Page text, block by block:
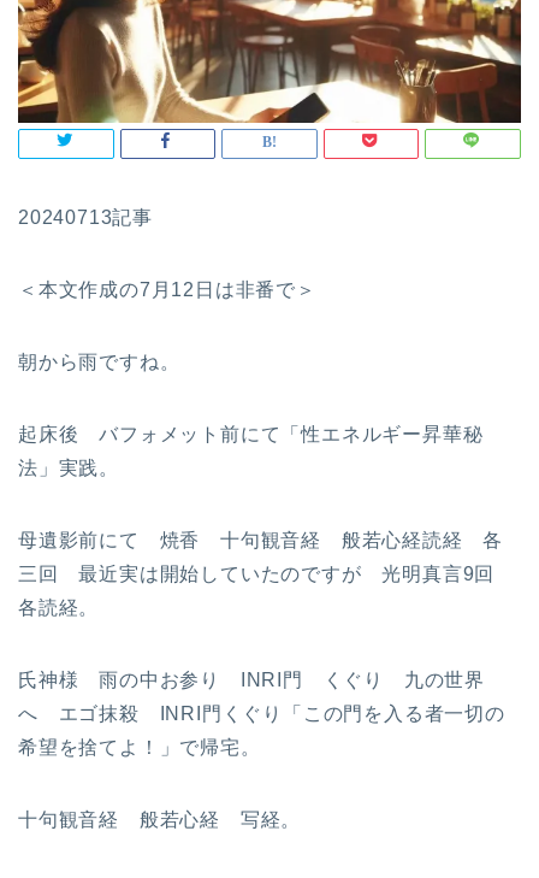
20240713記事
＜本文作成の7月12日は非番で＞
朝から雨ですね。
起床後 バフォメット前にて「性エネルギー昇華秘
法」実践。
母遺影前にて 焼香 十句観音経 般若心経読経 各
三回 最近実は開始していたのですが 光明真言9回
各読経。
氏神様 雨の中お参り INRI門 くぐり 九の世界
へ エゴ抹殺 INRI門くぐり「この門を入る者一切の
希望を捨てよ！」で帰宅。
十句観音経 般若心経 写経。